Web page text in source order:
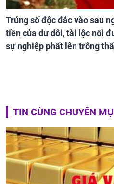
Trúng số độc đắc vào sau
tiền của dư dôi, tài lộc nối
sự nghiệp phất lên trông
TIN CÙNG CHUYÊN